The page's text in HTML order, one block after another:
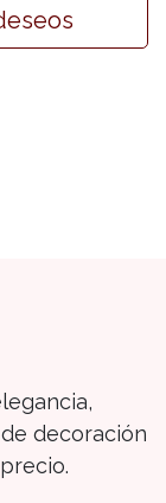
decoración